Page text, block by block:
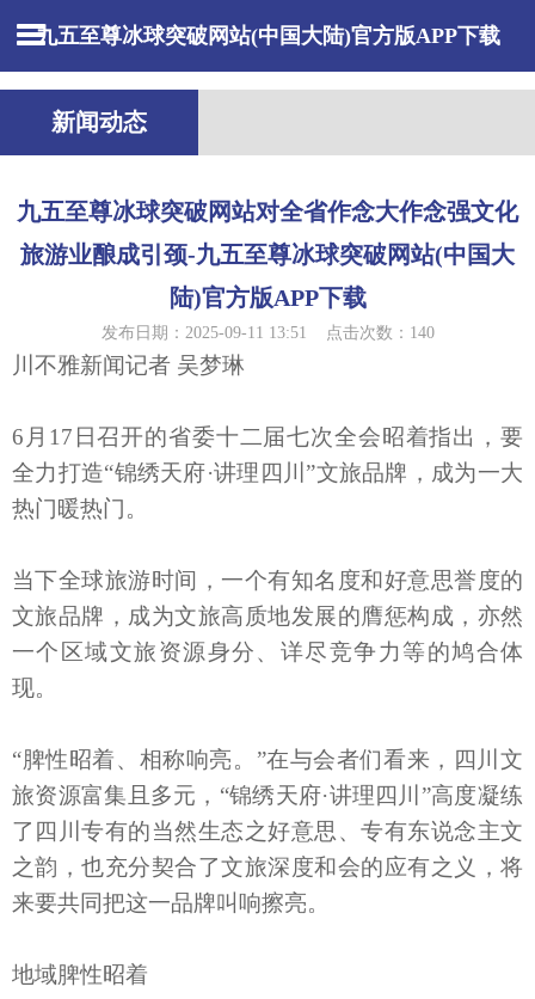
九五至尊冰球突破网站(中国大陆)官方版APP下载
新闻动态
九五至尊冰球突破网站对全省作念大作念强文化
旅游业酿成引颈-九五至尊冰球突破网站(中国大
陆)官方版APP下载
发布日期：2025-09-11 13:51 点击次数：140
川不雅新闻记者 吴梦琳
6月17日召开的省委十二届七次全会昭着指出，要
全力打造“锦绣天府·讲理四川”文旅品牌，成为一大
热门暖热门。
当下全球旅游时间，一个有知名度和好意思誉度的
文旅品牌，成为文旅高质地发展的膺惩构成，亦然
一个区域文旅资源身分、详尽竞争力等的鸠合体
现。
“脾性昭着、相称响亮。”在与会者们看来，四川文
旅资源富集且多元，“锦绣天府·讲理四川”高度凝练
了四川专有的当然生态之好意思、专有东说念主文
之韵，也充分契合了文旅深度和会的应有之义，将
来要共同把这一品牌叫响擦亮。
地域脾性昭着